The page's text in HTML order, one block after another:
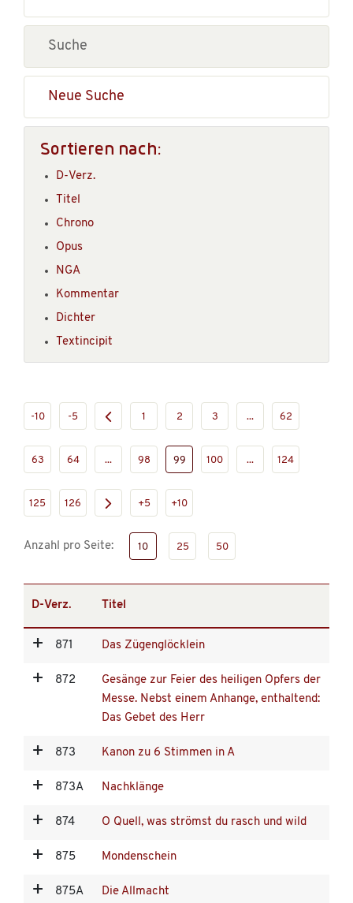
Neue Suche
Sortieren nach:
D-Verz.
Titel
Chrono
Opus
NGA
Kommentar
Dichter
Textincipit
-10 -5 1 2 3 ... 62
63 64 ... 98 99 100 ... 124
125 126 +5 +10
Anzahl pro Seite: 10 25 50
D-Verz. Titel
871 Das Zügenglöcklein
872
Gesänge zur Feier des heiligen Opfers der
Messe. Nebst einem Anhange, enthaltend:
Das Gebet des Herr
873 Kanon zu 6 Stimmen in A
873A Nachklänge
874 O Quell, was strömst du rasch und wild
875 Mondenschein
875A Die Allmacht